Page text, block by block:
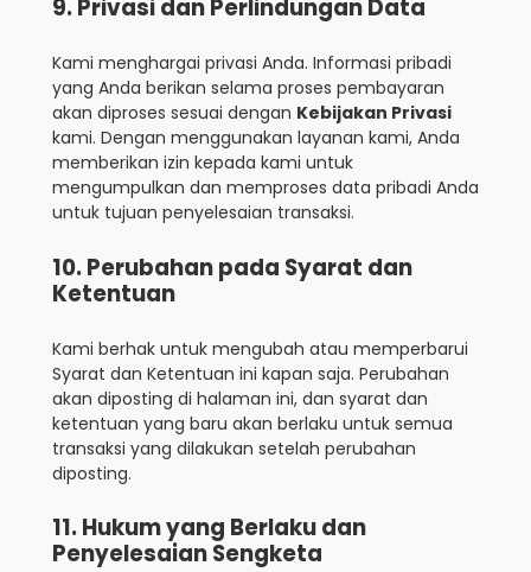
9. Privasi dan Perlindungan Data
Kami menghargai privasi Anda. Informasi pribadi
yang Anda berikan selama proses pembayaran
akan diproses sesuai dengan Kebijakan Privasi
kami. Dengan menggunakan layanan kami, Anda
memberikan izin kepada kami untuk
mengumpulkan dan memproses data pribadi Anda
untuk tujuan penyelesaian transaksi.
10. Perubahan pada Syarat dan
Ketentuan
Kami berhak untuk mengubah atau memperbarui
Syarat dan Ketentuan ini kapan saja. Perubahan
akan diposting di halaman ini, dan syarat dan
ketentuan yang baru akan berlaku untuk semua
transaksi yang dilakukan setelah perubahan
diposting.
11. Hukum yang Berlaku dan
Penyelesaian Sengketa